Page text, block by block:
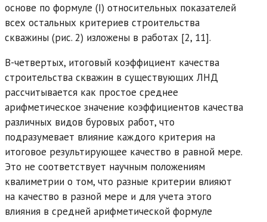
основе по формуле (I) относительных показателей
всех остальных критериев строительства
скважины (рис. 2) изложены в работах [2, 11].
В-четвертых, итоговый коэффициент качества
строительства скважин в существующих ЛНД
рассчитывается как простое среднее
арифметическое значение коэффициентов качества
различных видов буровых работ, что
подразумевает влияние каждого критерия на
итоговое результирующее качество в равной мере.
Это не соответствует научным положениям
квалиметрии о том, что разные критерии влияют
на качество в разной мере и для учета этого
влияния в средней арифметической формуле